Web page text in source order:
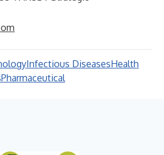
Infectious DiseasesHealth
Pharmaceutical